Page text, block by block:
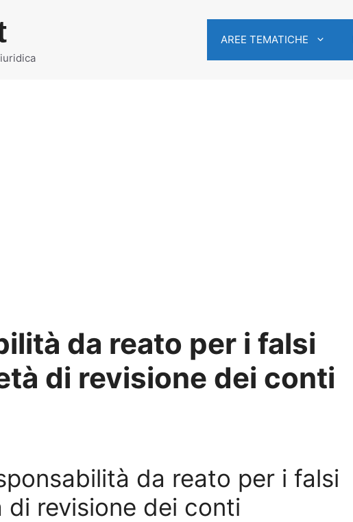
AREE TEMATICHE
da reato per i falsi
di revisione dei conti
da reato per i falsi
di revisione dei conti